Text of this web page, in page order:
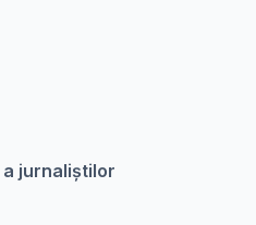
jurnaliștilor